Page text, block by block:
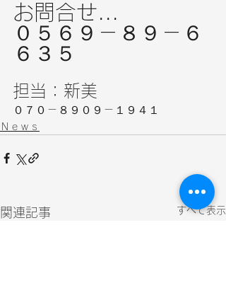
お問合せ...
０５６９－８９－６
６３５
担当：新美
０７０－８９０９－１９４１
Ｎｅｗｓ
関連記事 すべて表示